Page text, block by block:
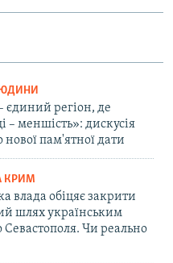
єдиний регіон, де
– меншість»: дискусія
нової пам'ятної дати
КРИМ
влада обіцяє закрити
шлях українським
Чи реально